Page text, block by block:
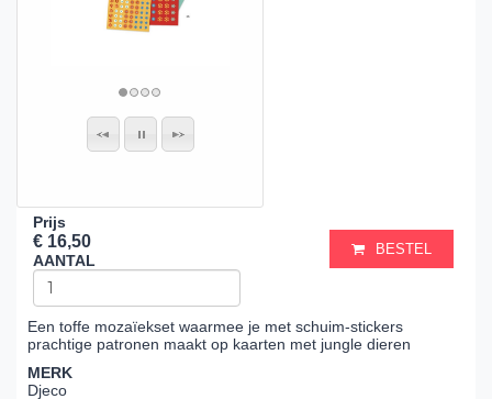
Prijs
€ 16,50
AANTAL
BESTEL
Een toffe mozaïekset waarmee je met schuim-stickers
prachtige patronen maakt op kaarten met jungle dieren
MERK
Djeco